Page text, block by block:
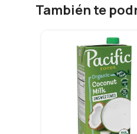
También te